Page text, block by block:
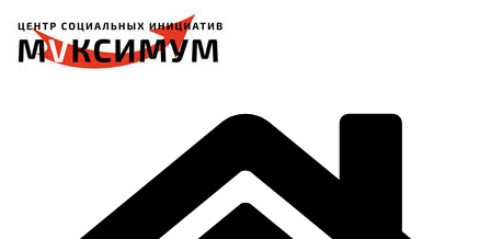
содержимому